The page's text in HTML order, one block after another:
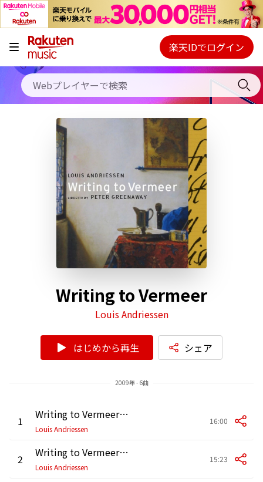
キャンペーン
料金プラン
使い方
初回30日間無料お試し
Webプレイヤー
ご契約内容の確認・変更
楽天IDでログイン
Writing to Vermeer
Louis Andriessen
はじめから再生 シェア
2009年 - 6曲
1 Writing to Vermeer: Scene 1
Louis Andriessen
16:00
2 Writing to Vermeer: Scene 2
Louis Andriessen
15:23